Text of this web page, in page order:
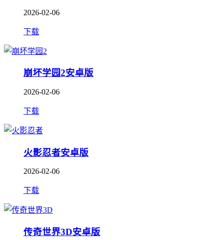
2026-02-06
下载
崩坏学园2安卓版
2026-02-06
下载
火影忍者安卓版
2026-02-06
下载
传奇世界3D安卓版